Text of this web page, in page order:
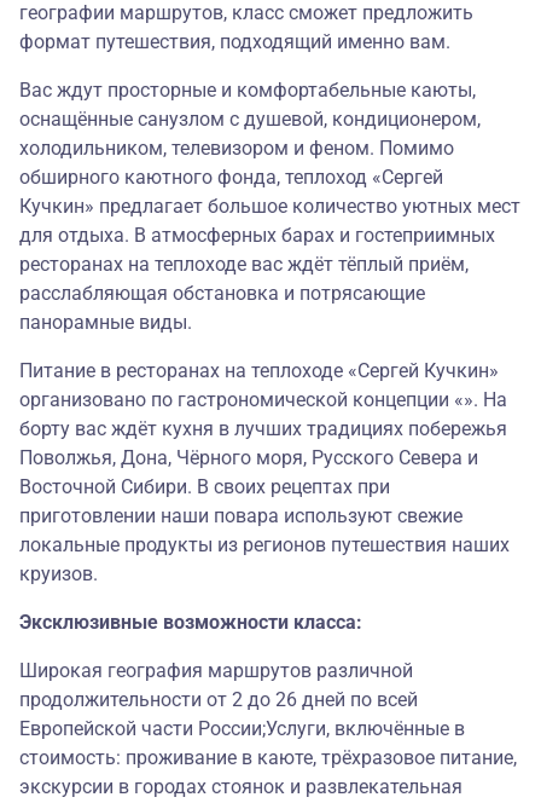
географии маршрутов, класс сможет предложить
формат путешествия, подходящий именно вам.
Вас ждут просторные и комфортабельные каюты,
оснащённые санузлом с душевой, кондиционером,
холодильником, телевизором и феном. Помимо
обширного каютного фонда, теплоход «Сергей
Кучкин» предлагает большое количество уютных мест
для отдыха. В атмосферных барах и гостеприимных
ресторанах на теплоходе вас ждёт тёплый приём,
расслабляющая обстановка и потрясающие
панорамные виды.
Питание в ресторанах на теплоходе «Сергей Кучкин»
организовано по гастрономической концепции «». На
борту вас ждёт кухня в лучших традициях побережья
Поволжья, Дона, Чёрного моря, Русского Севера и
Восточной Сибири. В своих рецептах при
приготовлении наши повара используют свежие
локальные продукты из регионов путешествия наших
круизов.
Эксклюзивные возможности класса:
Широкая география маршрутов различной
продолжительности от 2 до 26 дней по всей
Европейской части России;Услуги, включённые в
стоимость: проживание в каюте, трёхразовое питание,
экскурсии в городах стоянок и развлекательная